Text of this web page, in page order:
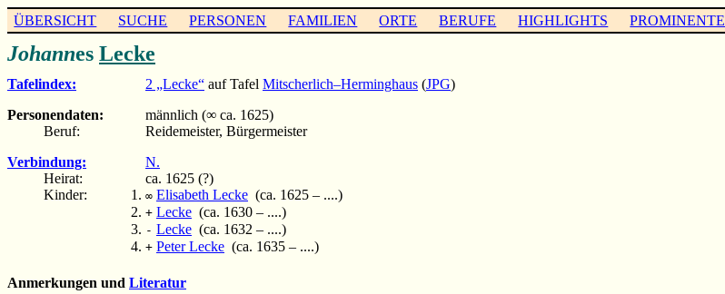
ÜBERSICHT SUCHE PERSONEN FAMILIEN ORTE BERUFE HIGHLIGHTS PROMINENTE
Johannes Lecke
Tafelindex: 2 „Lecke“ auf Tafel Mitscherlich–Herminghaus (JPG)
Personendaten:
männlich (∞ ca. 1625)
Beruf:
Reidemeister, Bürgermeister
Verbindung:
N.
Heirat:
ca. 1625 (?)
Kinder:
∞ Elisabeth Lecke (ca. 1625 – ....)
+ Lecke (ca. 1630 – ....)
- Lecke (ca. 1632 – ....)
+ Peter Lecke (ca. 1635 – ....)
Anmerkungen und Literatur